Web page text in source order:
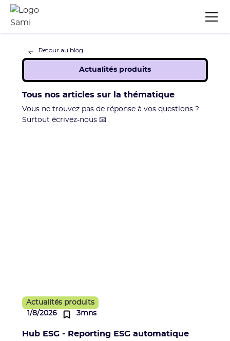
Retour au blog
Actualités produits
Tous nos articles sur la thématique
Vous ne trouvez pas de réponse à vos questions ?
Surtout écrivez-nous 📧
Actualités produits
1/8/2026
3mns
Hub ESG - Reporting ESG automatique